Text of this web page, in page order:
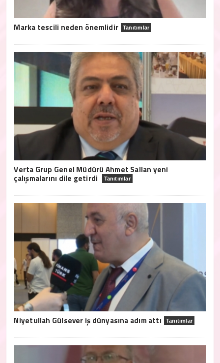
Marka tescili neden önemlidir Tanıtımlar
Verta Grup Genel Müdürü Ahmet Sallan yeni
çalışmalarını dile getirdi Tanıtımlar
Niyetullah Gülsever iş dünyasına adım attı Tanıtımlar